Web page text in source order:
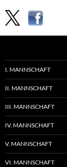
I. MANNSCHAFT
II. MANNSCHAFT
III. MANNSCHAFT
IV. MANNSCHAFT
V. MANNSCHAFT
VI. MANNSCHAFT